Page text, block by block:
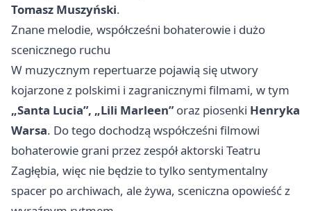
Tomasz Muszyński.
Znane melodie, współcześni bohaterowie i dużo
scenicznego ruchu
W muzycznym repertuarze pojawią się utwory
kojarzone z polskimi i zagranicznymi filmami, w tym
„Santa Lucia”, „Lili Marleen”oraz piosenki Henryka
Warsa. Do tego dochodzą współcześni filmowi
bohaterowie grani przez zespół aktorski Teatru
Zagłębia, więc nie będzie to tylko sentymentalny
spacer po archiwach, ale żywa, sceniczna opowieść z